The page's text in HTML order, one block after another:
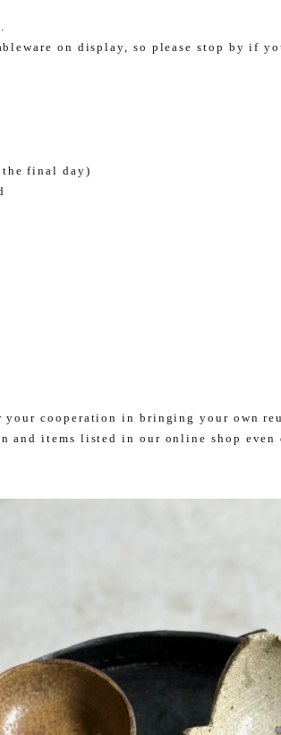
on display, so please stop by if
final day)
your cooperation in bringing your own
and items listed in our online shop even